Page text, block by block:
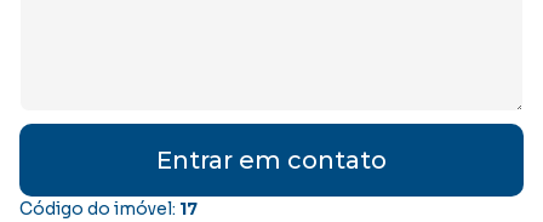
Entrar em contato
Código do imóvel: 17